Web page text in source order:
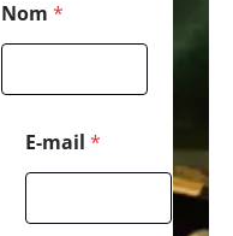
Nom *
E-mail *